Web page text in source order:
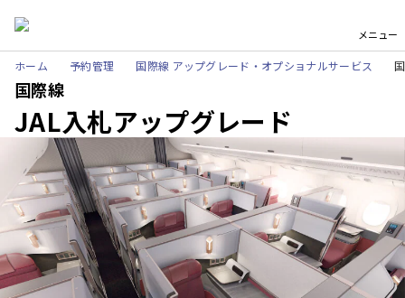
メニュー
ホーム 予約管理 国際線 アップグレード・オプショナルサービス
国際線
JAL入札アップグレード